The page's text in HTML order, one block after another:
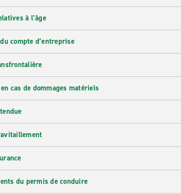
à l’âge
compte d’entreprise
cas de dommages matériels
du permis de conduire